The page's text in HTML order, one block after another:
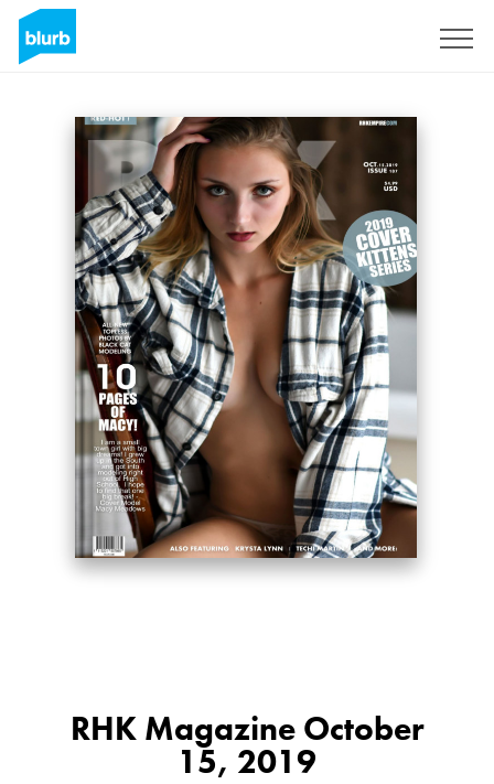
RHK Magazine October
15, 2019